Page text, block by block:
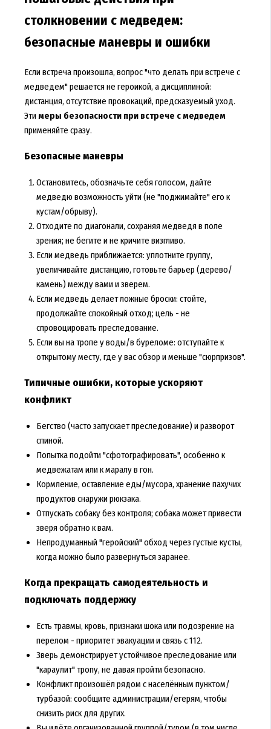
столкновении с медведем:
безопасные маневры и ошибки
Если встреча произошла, вопрос "что делать при встрече с
медведем" решается не героикой, а дисциплиной:
дистанция, отсутствие провокаций, предсказуемый уход.
Эти меры безопасности при встрече с медведем
применяйте сразу.
Безопасные маневры
Остановитесь, обозначьте себя голосом, дайте
медведю возможность уйти (не "поджимайте" его к
кустам/обрыву).
Отходите по диагонали, сохраняя медведя в поле
зрения; не бегите и не кричите визгливо.
Если медведь приближается: уплотните группу,
увеличивайте дистанцию, готовьте барьер (дерево/
камень) между вами и зверем.
Если медведь делает ложные броски: стойте,
продолжайте спокойный отход; цель - не
спровоцировать преследование.
Если вы на тропе у воды/в буреломе: отступайте к
открытому месту, где у вас обзор и меньше "сюрпризов".
Типичные ошибки, которые ускоряют
конфликт
Бегство (часто запускает преследование) и разворот
спиной.
Попытка подойти "сфотографировать", особенно к
медвежатам или к маралу в гон.
Кормление, оставление еды/мусора, хранение пахучих
продуктов снаружи рюкзака.
Отпускать собаку без контроля; собака может привести
зверя обратно к вам.
Непродуманный "геройский" обход через густые кусты,
когда можно было развернуться заранее.
Когда прекращать самодеятельность и
подключать поддержку
Есть травмы, кровь, признаки шока или подозрение на
перелом - приоритет эвакуации и связь с 112.
Зверь демонстрирует устойчивое преследование или
"караулит" тропу, не давая пройти безопасно.
Конфликт произошёл рядом с населённым пунктом/
турбазой: сообщите администрации/егерям, чтобы
снизить риск для других.